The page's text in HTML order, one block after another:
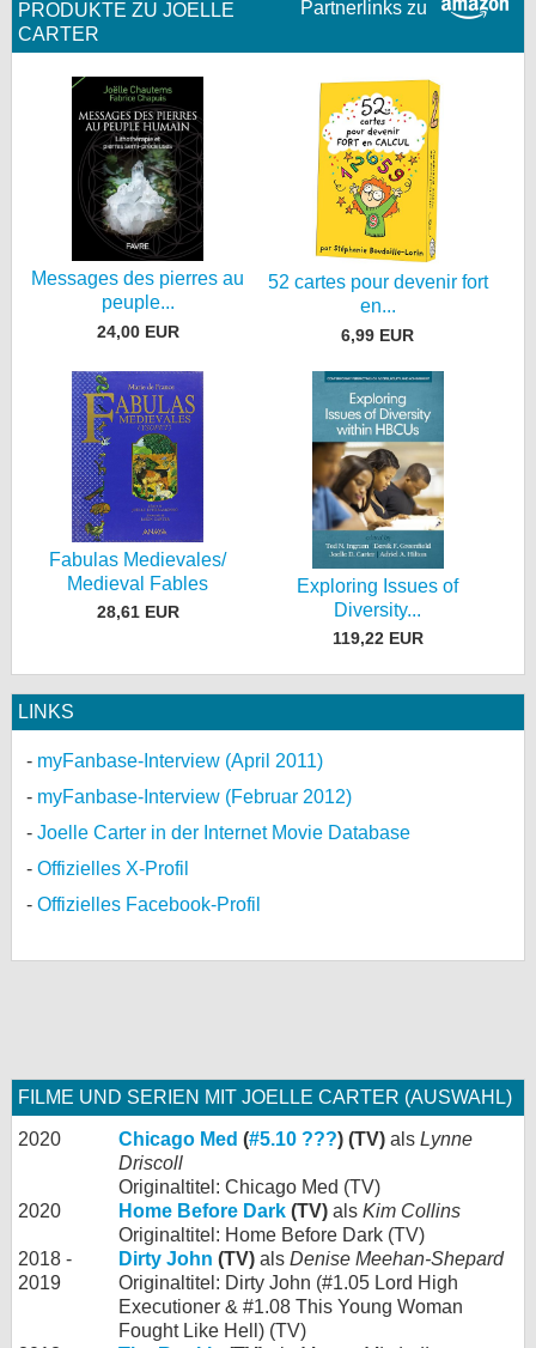
Partnerlinks zu
PRODUKTE ZU JOELLE
CARTER
Messages des pierres au
peuple...
24,00 EUR
52 cartes pour devenir fort
en...
6,99 EUR
Fabulas Medievales/
Medieval Fables
28,61 EUR
Exploring Issues of
Diversity...
119,22 EUR
LINKS
myFanbase-Interview (April 2011)
myFanbase-Interview (Februar 2012)
Joelle Carter in der Internet Movie Database
Offizielles X-Profil
Offizielles Facebook-Profil
FILME UND SERIEN MIT JOELLE CARTER (AUSWAHL)
2020 Chicago Med (#5.10 ???) (TV) als Lynne
Driscoll
Originaltitel: Chicago Med (TV)
2020
Home Before Dark (TV) als Kim Collins
Originaltitel: Home Before Dark (TV)
2018 -
2019
Dirty John (TV) als Denise Meehan-Shepard
Originaltitel: Dirty John (#1.05 Lord High
Executioner & #1.08 This Young Woman
Fought Like Hell) (TV)